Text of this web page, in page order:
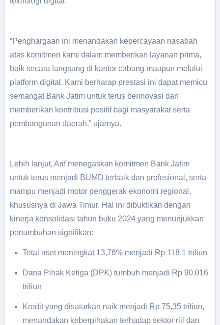
“Penghargaan ini menandakan kepercayaan nasabah
atas komitmen kami dalam memberikan layanan prima,
baik secara langsung di kantor cabang maupun melalui
platform digital. Kami berharap prestasi ini dapat memicu
semangat Bank Jatim untuk terus berinovasi dan
memberikan kontribusi positif bagi masyarakat serta
pembangunan daerah,” ujarnya.
Lebih lanjut, Arif menegaskan komitmen Bank Jatim
untuk terus menjadi BUMD terbaik dan profesional, serta
mampu menjadi motor penggerak ekonomi regional,
khususnya di Jawa Timur. Hal ini dibuktikan dengan
kinerja konsolidasi tahun buku 2024 yang menunjukkan
pertumbuhan signifikan:
Total aset meningkat 13,76% menjadi Rp 118,1 triliun
Dana Pihak Ketiga (DPK) tumbuh menjadi Rp 90,016
triliun
Kredit yang disalurkan naik menjadi Rp 75,35 triliun,
menandakan keberpihakan terhadap sektor riil dan